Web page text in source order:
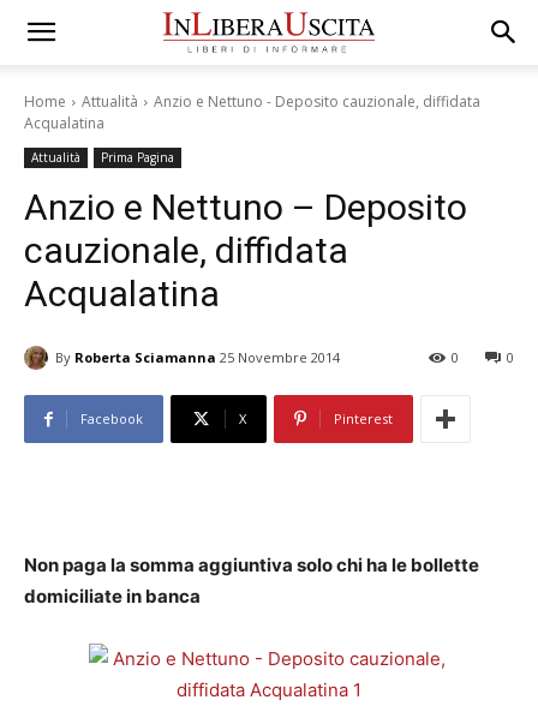
Home Attualità
Anzio e Nettuno - Deposito cauzionale, diffidata
Acqualatina
Attualità Prima Pagina
Anzio e Nettuno – Deposito
cauzionale, diffidata
Acqualatina
By Roberta Sciamanna 25 Novembre 2014 0
0
Facebook X Pinterest
Non paga la somma aggiuntiva solo chi ha le bollette
domiciliate in banca